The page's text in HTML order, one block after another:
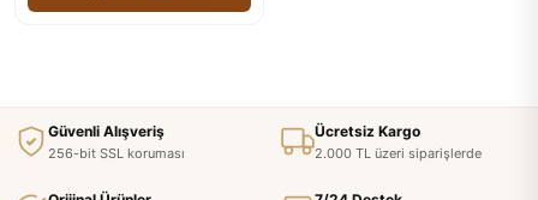
Güvenli Alışveriş
256-bit SSL koruması
Ücretsiz Kargo
2.000 TL üzeri siparişlerde